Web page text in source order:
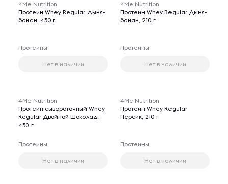
4Me Nutrition
Протеин Whey Regular Дыня-
банан, 450 г
Протеины
Нет в наличии
4Me Nutrition
Протеин Whey Regular Дыня-
банан, 210 г
Протеины
Нет в наличии
4Me Nutrition
Протеин сывороточный Whey
Regular Двойной Шоколад,
450 г
Протеины
Нет в наличии
4Me Nutrition
Протеин Whey Regular
Персик, 210 г
Протеины
Нет в наличии